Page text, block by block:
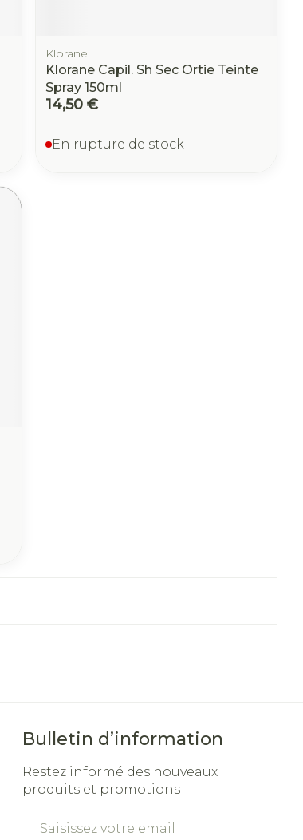
Klorane
Klorane Capil. Sh Sec Ortie Teinte
Spray 150ml
14,50 €
En rupture de stock
Bulletin d’information
Restez informé des nouveaux
produits et promotions